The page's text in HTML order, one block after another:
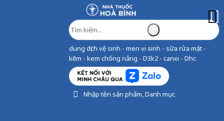
dung dịch vệ sinh - men vi sinh - sữa rửa mặt -
kẽm - kem chống nắng - D3k2 - canxi - Dhc
Nhập tên sản phẩm, Danh mục